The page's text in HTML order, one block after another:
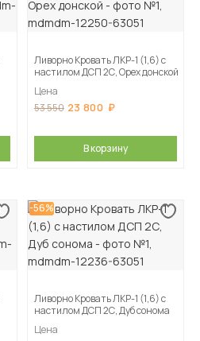
Ливорно Кровать ЛКР-1 (1,6) с
настилом ДСП 2С, Орех донской
Цена
53 550 23 800
В корзину
-56%
Ливорно Кровать ЛКР-1 (1,6) с
настилом ДСП 2С, Дуб сонома
Цена